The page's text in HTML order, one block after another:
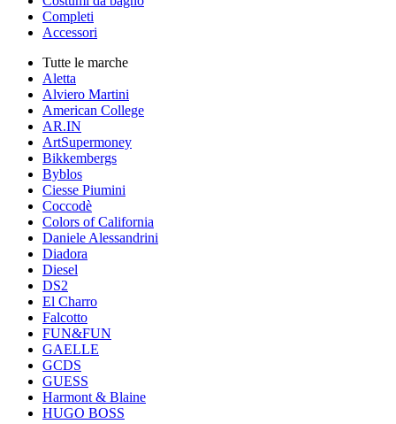
Completi
Accessori
Tutte le marche
Aletta
Alviero Martini
American College
AR.IN
ArtSupermoney
Bikkembergs
Byblos
Ciesse Piumini
Coccodè
Colors of California
Daniele Alessandrini
Diadora
Diesel
DS2
El Charro
Falcotto
FUN&FUN
GAELLE
GCDS
GUESS
Harmont & Blaine
HUGO BOSS